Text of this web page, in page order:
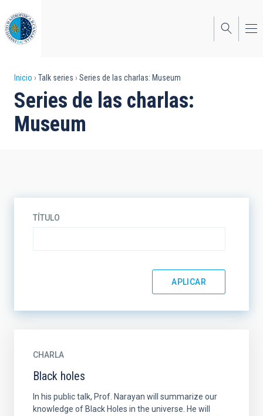
al
contenido
principal
Sobrescribir
enlaces
de
Inicio Talk series Series de las charlas: Museum
Series de las charlas:
Museum
TÍTULO
CHARLA
Black holes
In his public talk, Prof. Narayan will summarize our
knowledge of Black Holes in the universe. He will